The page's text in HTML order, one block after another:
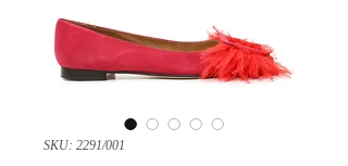
SKU: 2291/001